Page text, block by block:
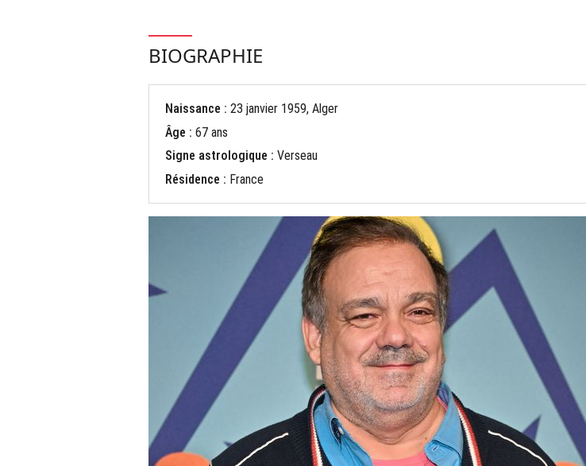
BIOGRAPHIE
Naissance :23 janvier 1959, Alger
Âge :67 ans
Signe astrologique :Verseau
Résidence : France